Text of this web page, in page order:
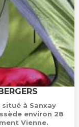
à Sanxay
environ 28
Vienne.